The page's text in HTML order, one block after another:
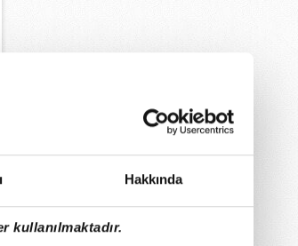
Hakkında
kullanılmaktadır.